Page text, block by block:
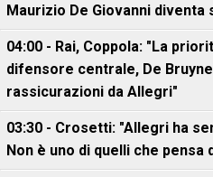
Maurizio De Giovanni diventa
04:00 - Rai, Coppola: "La
difensore centrale, De
rassicurazioni da Allegri"
03:30 - Crosetti: "Allegri ha
Non è uno di quelli che